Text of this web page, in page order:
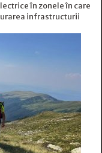
în zonele în care
infrastructurii